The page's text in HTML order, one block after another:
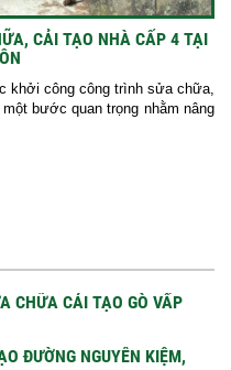
CẢI TẠO NHÀ CẤP 4 TẠI
khởi công công trình sửa chữa,
bước quan trọng nhằm nâng
CHỮA CẢI TẠO GÒ VẤP
ĐƯỜNG NGUYỄN KIỆM,